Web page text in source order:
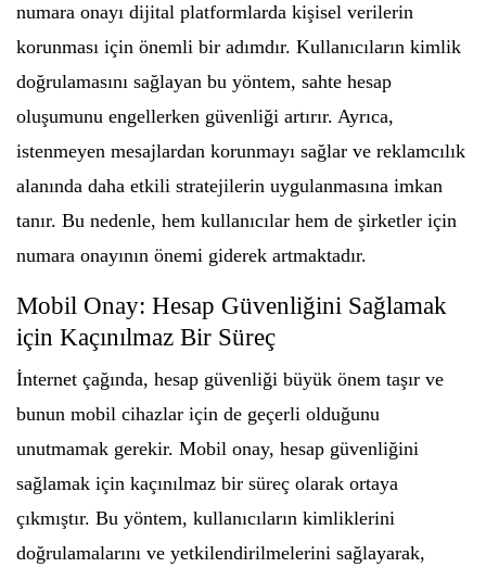
numara onayı dijital platformlarda kişisel verilerin
korunması için önemli bir adımdır. Kullanıcıların kimlik
doğrulamasını sağlayan bu yöntem, sahte hesap
oluşumunu engellerken güvenliği artırır. Ayrıca,
istenmeyen mesajlardan korunmayı sağlar ve reklamcılık
alanında daha etkili stratejilerin uygulanmasına imkan
tanır. Bu nedenle, hem kullanıcılar hem de şirketler için
numara onayının önemi giderek artmaktadır.
Mobil Onay: Hesap Güvenliğini Sağlamak
için Kaçınılmaz Bir Süreç
İnternet çağında, hesap güvenliği büyük önem taşır ve
bunun mobil cihazlar için de geçerli olduğunu
unutmamak gerekir. Mobil onay, hesap güvenliğini
sağlamak için kaçınılmaz bir süreç olarak ortaya
çıkmıştır. Bu yöntem, kullanıcıların kimliklerini
doğrulamalarını ve yetkilendirilmelerini sağlayarak,